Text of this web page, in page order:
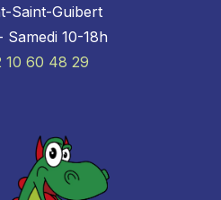
Saint-Guibert
Samedi 10-18h
10 60 48 29